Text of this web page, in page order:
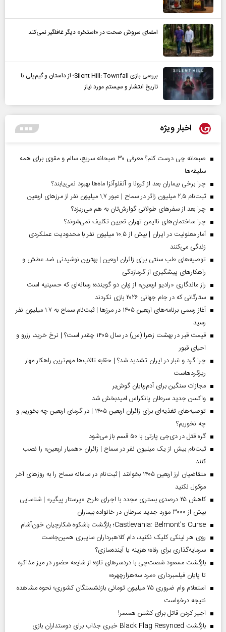
امضای سروش صحت در «استخر» دیگر غافلگیر نمی‌کند
بررسی بازی Silent Hill: Townfall؛ از داستان و گیم‌پلی تا
تاریخ انتشار و سیستم مورد نیاز
اخبار ویژه
صبحانه چی درست کنم؟ معرفی ۳۰ صبحانه سریع، سالم و مقوی برای همه
سلیقه‌ها
چرا برخی بیماران بعد از کرونا و آنفلوآنزا ماه‌ها بهبود نمی‌یابند؟
ثبت‌نام ۲.۵ میلیون زائر در سماح | عبور ۱.۷ میلیون نفر از مرز‌های اربعین
چرا بعد از سفرهای طولانی گوارش‌تان به هم می‌ریزد؟
چرا ساختمان‌های ناایمن تهران تعیین تکلیف نمی‌شوند؟
آمار معلولیت در ایران | بیش از ۱۰.۵ میلیون نفر با محدودیت عملکردی
زندگی می‌کنند
توصیه‌های طب سنتی برای زائران اربعین | بهترین نوشیدنی ضد عطش و
راهکارهای پیشگیری از گرمازدگی
راز ماندگاری «رادیو اربعین» از زبان دو گوینده؛ رسانه‌ای که حسینیه است
ستارگانی که در جام جهانی ۲۰۲۶ بازی نکردند
آغاز رسمی برنامه‌های اربعین ۱۴۰۵ در مرز‌ها | ثبت‌نام سماح به ۱.۷ میلیون نفر
رسید
قیمت قبر در بهشت زهرا (س) در سال ۱۴۰۵ چقدر است؟ | نرخ خرید، رزرو و
احیای قبور
چرا گرد و غبار در ایران تشدید شد؟ | حقابه تالاب‌ها مهم‌ترین راهکار مهار
ریزگردهاست
مجازات سنگین برای آدم‌ربایان گوش‌بر
واکسن جدید سرطان پانکراس امیدبخش شد
توصیه‌های تغذیه‌ای برای زائران اربعین ۱۴۰۵ | در گرمای اربعین چه بخوریم و
چه نخوریم؟
گره قتل در دی‌جی پارتی با ۵۰ قسم باز می‌شود
ثبت‌نام بیش از یک میلیون نفر در سماح | زائران «همیار اربعین» را نصب
کنند
متقاضیان ارز اربعین ۱۴۰۵ بخوانند | ثبت‌نام در سامانه سماح را به روز‌های آخر
موکول نکنید
کاهش ۲۵ درصدی بستری مجدد با اجرای طرح «پرستار پیگیر» | شناسایی
بیش از ۳۰۰۰ مورد جدید سرطان در خانواده بیماران
Castlevania: Belmont’s Curse؛ بازگشت باشکوه شکارچیان خون‌آشام
روی هر لینکی کلیک نکنید، دام کلاهبرداران سایبری همین‌جاست
سرمایه‌گذاری برای رفاه؛ هزینه یا آینده‌سازی؟
بازگشت مسعود شصت‌چی با دردسر‌های تازه؛ از شایعه حضور در میز مذاکره
تا پایان فیلمبرداری «مرد سه‌هزارچهره»
استعلام وام ضروری ۷۵ میلیون تومانی بازنشستگان کشوری؛ نحوه مشاهده
نتیجه درخواست
اجیر کردن قاتل برای کشتن همسر!
بازگشت Black Flag Resynced خبری جذاب برای دوستداران بازی